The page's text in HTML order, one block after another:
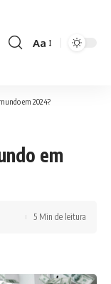
Font
Aa
em 2024?
em
5 Min de leitura